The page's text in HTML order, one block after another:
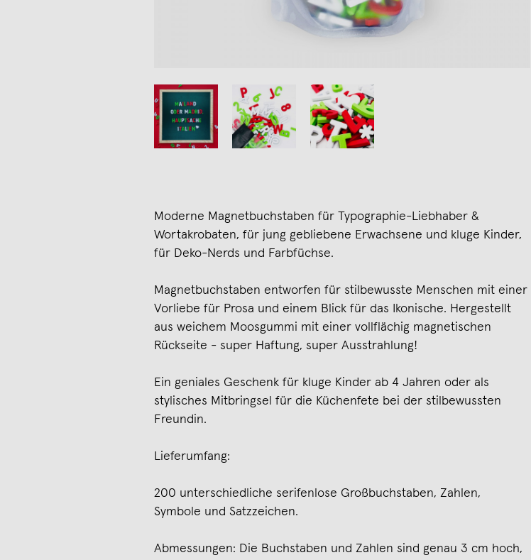
Moderne Magnetbuchstaben für Typographie-Liebhaber &
Wortakrobaten, für jung gebliebene Erwachsene und kluge Kinder,
für Deko-Nerds und Farbfüchse.
Magnetbuchstaben entworfen für stilbewusste Menschen mit einer
Vorliebe für Prosa und einem Blick für das Ikonische. Hergestellt
aus weichem Moosgummi mit einer vollflächig magnetischen
Rückseite - super Haftung, super Ausstrahlung!
Ein geniales Geschenk für kluge Kinder ab 4 Jahren oder als
stylisches Mitbringsel für die Küchenfete bei der stilbewussten
Freundin.
Lieferumfang:
200 unterschiedliche serifenlose Großbuchstaben, Zahlen,
Symbole und Satzzeichen.
Abmessungen: Die Buchstaben und Zahlen sind genau 3 cm hoch,